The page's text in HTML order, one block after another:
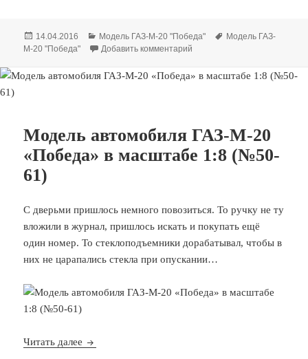
Опубликовано
14.04.2016 Рубрики
Модель ГАЗ-М-20 "Победа" Метки
Модель ГАЗ-
М-20 "Победа"
Добавить комментарий
Модель автомобиля ГАЗ-М-20
«Победа» в масштабе 1:8 (№50-
61)
С дверьми пришлось немного повозиться. То ручку не ту
вложили в журнал, пришлось искать и покупать ещё
один номер. То стеклоподъемники дорабатывал, чтобы в
них не царапались стекла при опускании…
Читать далее Модель автомобиля ГАЗ-М-20 «Победа» в